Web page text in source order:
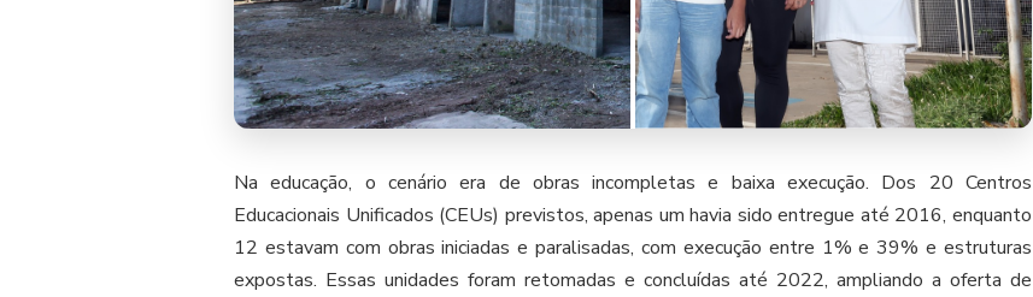
Na educação, o cenário era de obras incompletas e baixa execução. Dos 20 Centros
Educacionais Unificados (CEUs) previstos, apenas um havia sido entregue até 2016, enquanto
12 estavam com obras iniciadas e paralisadas, com execução entre 1% e 39% e estruturas
expostas. Essas unidades foram retomadas e concluídas até 2022, ampliando a oferta de